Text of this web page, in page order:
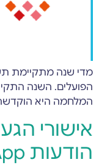
מדי שנה מתקיימת
המלחמה היא
אישורי
הודעות WhatsApp